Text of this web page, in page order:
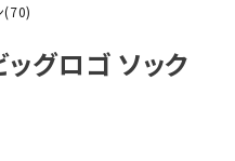
(70)
グロゴ ソック